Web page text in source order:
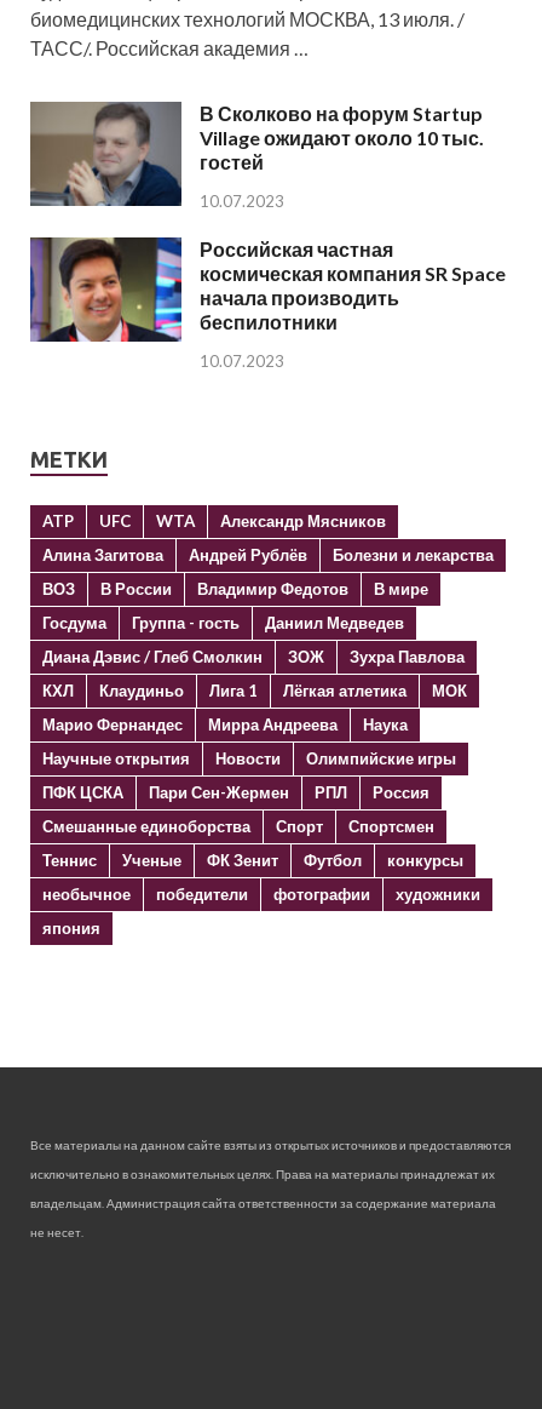
биомедицинских технологий МОСКВА, 13 июля. /
ТАСС/. Российская академия …
В Сколково на форум Startup
Village ожидают около 10 тыс.
гостей
10.07.2023
Российская частная
космическая компания SR Space
начала производить
беспилотники
10.07.2023
МЕТКИ
ATP UFC WTA
Александр Мясников
Алина Загитова
Андрей Рублёв
Болезни и лекарства
ВОЗ
В России Владимир Федотов
В мире
Госдума
Группа - гость
Даниил Медведев
Диана Дэвис / Глеб Смолкин
ЗОЖ
Зухра Павлова
КХЛ
Клаудиньо Лига 1 Лёгкая атлетика
МОК
Марио Фернандес
Мирра Андреева
Наука
Научные открытия
Новости
Олимпийские игры
ПФК ЦСКА
Пари Сен-Жермен РПЛ
Россия
Смешанные единоборства
Спорт
Спортсмен
Теннис
Ученые ФК Зенит Футбол
конкурсы
необычное
победители фотографии
художники
япония
Все материалы на данном сайте взяты из открытых источников и предоставляются
исключительно в ознакомительных целях. Права на материалы принадлежат их
владельцам. Администрация сайта ответственности за содержание материала
не несет.